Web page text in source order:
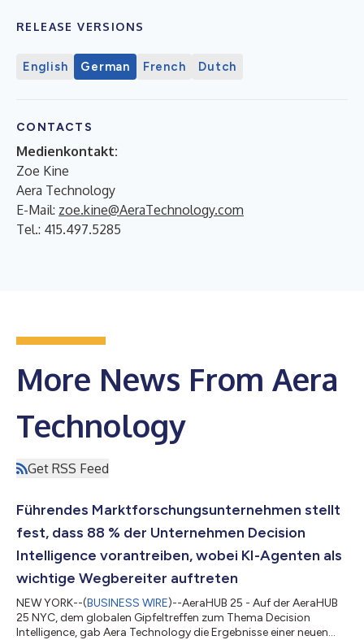
RELEASE VERSIONS
English German French Dutch
CONTACTS
Medienkontakt:
Zoe Kine
Aera Technology
E-Mail: zoe.kine@AeraTechnology.com
Tel.: 415.497.5285
More News From Aera
Technology
Get RSS Feed
Führendes Marktforschungsunternehmen stellt
fest, dass 88 % der Unternehmen Decision
Intelligence vorantreiben, wobei KI-Agenten als
wichtige Wegbereiter auftreten
NEW YORK--(BUSINESS WIRE)--AeraHUB 25 - Auf der AeraHUB
25 NYC, dem globalen Gipfeltreffen zum Thema Decision
Intelligence, gab Aera Technology die Ergebnisse einer neuen